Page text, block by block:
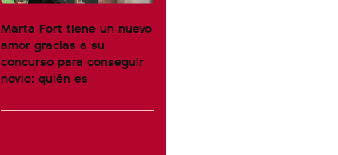
Marta Fort tiene un nuevo
amor gracias a su
concurso para conseguir
novio: quién es